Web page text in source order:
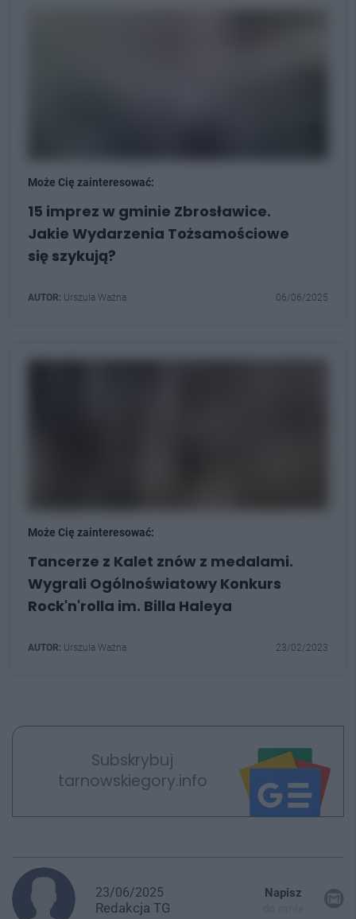
Może Cię zainteresować:
15 imprez w gminie Zbrosławice.
Jakie Wydarzenia Tożsamościowe
się szykują?
AUTOR: Urszula Ważna 06/06/2025
Może Cię zainteresować:
Tancerze z Kalet znów z medalami.
Wygrali Ogólnoświatowy Konkurs
Rock'n'rolla im. Billa Haleya
AUTOR: Urszula Ważna 23/02/2023
Subskrybuj
tarnowskiegory.info
23/06/2025
Redakcja TG
Napisz